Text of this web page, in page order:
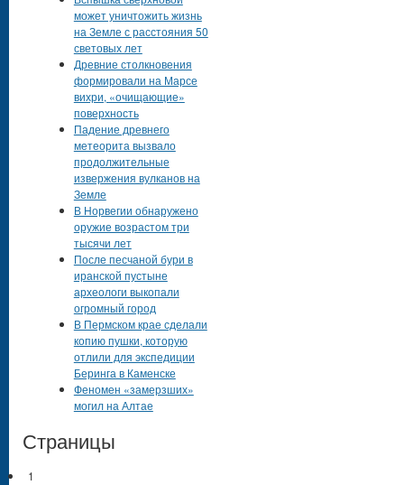
может уничтожить жизнь
на Земле с расстояния 50
световых лет
Древние столкновения
формировали на Марсе
вихри, «очищающие»
поверхность
Падение древнего
метеорита вызвало
продолжительные
извержения вулканов на
Земле
В Норвегии обнаружено
оружие возрастом три
тысячи лет
После песчаной бури в
иранской пустыне
археологи выкопали
огромный город
В Пермском крае сделали
копию пушки, которую
отлили для экспедиции
Беринга в Каменске
Феномен «замерзших»
могил на Алтае
Страницы
1